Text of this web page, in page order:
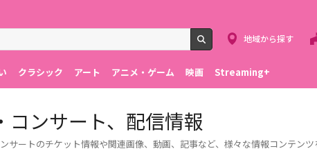
検索
地域から探す
クラシック アート アニメ・ゲーム 映画 Streaming+
コンサート、配信情報
ートのチケット情報や関連画像、動画、記事など、様々な情報コンテンツ